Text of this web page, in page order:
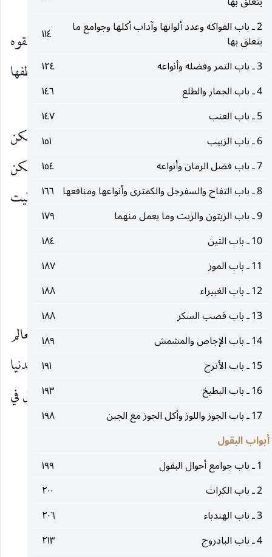
2 ـ باب الفواكه وعدد ألوانها وآداب أكلها وجوامع ما
يتعلق بها
١١٤
3 ـ باب التمر وفضله وأنواعه
١٢٤
4 ـ باب الجمار والطلع
١٤٦
5 ـ باب العنب
١٤٧
6 ـ باب الزبيب
١٥١
7 ـ باب فضل الرمان وأنواعه
١٥٤
8 ـ باب التفاح والسفرجل والكمثرى وأنواعها ومنافعها
١٦٦
9 ـ باب الزيتون والزيت وما يعمل منهما
١٧٩
10 ـ باب التين
١٨٤
11 ـ باب الموز
١٨٧
12 ـ باب الغبيراء
١٨٨
13 ـ باب قصب السكر
١٨٨
14 ـ باب الإجاص والمشمش
١٨٩
15 ـ باب الأترج
١٩١
16 ـ باب البطيخ
١٩٣
17 ـ باب الجوز واللوز وأكل الجوز مع الجبن
١٩٨
أبواب البقول
1 ـ باب جوامع أحوال البقول
١٩٩
2 ـ باب الكراث
٢٠٠
3 ـ باب الهندباء
٢٠٦
4 ـ باب البادروج
٢١٣
الجن.
وعن الرضا
قال : استكثروا من اللبان واستبقوه
وامضغوه وأحبه إلي المضغ فإنه ينزف بلغم المعدة وينظفها
ويشد العقل ويمرئ الطعام.
وعن الرضا
قال : أطعموا حبالاكم اللبان فإن يكن
في بطنها غلام خرج ذكي القلب عالما شجاعا وإن تكن
جارية حسن خلقها وخلقتها وعظمت عجيزتها وحظيت
عند زوجها(٥) .
١ ـ العلل ، لمحمد بن علي بن إبراهيم علة قول العالم
عليه‌السلامإن الرجل يأكل في الجنة في أكلة واحدة بمقدار الدنيا
وما فيها من أن الأبدان لا تزال تزيد حتى يبلغ الرجل في
العظم ما يأكل بمقدار الدنيا.
__________________
(١) تفسير القمي : ١٨١.
(٢) عيون الأخبار : ٢ : ٣٨.